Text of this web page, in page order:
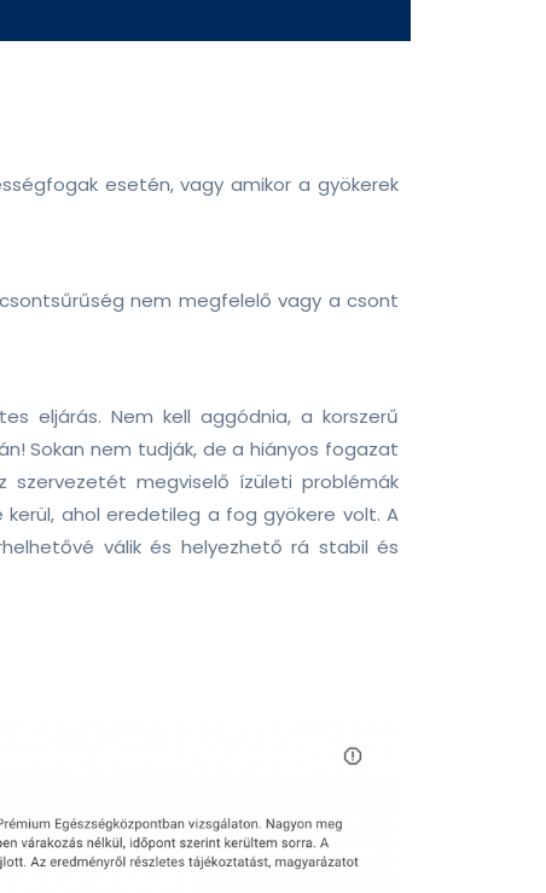
esetén, vagy amikor a gyökerek
nem megfelelő vagy a csont
eljárás. Nem kell aggódnia, a korszerű
Sokan nem tudják, de a hiányos fogazat
megviselő ízületi problémák
ahol eredetileg a fog gyökere volt. A
válik és helyezhető rá stabil és